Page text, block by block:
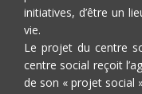
initiatives, d’être un
vie.
Le projet du centre
centre social reçoit
de son « projet social